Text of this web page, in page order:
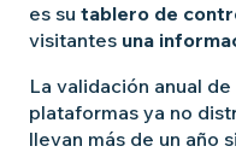
es su tablero de
visitantes una
La validación anual
plataformas ya no
llevan más de un año